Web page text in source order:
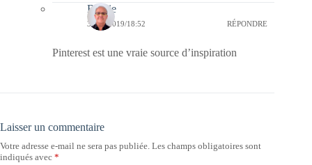
Bernie
30/12/2019/18:52 RÉPONDRE
Pinterest est une vraie source d’inspiration
Laisser un commentaire
Votre adresse e-mail ne sera pas publiée. Les champs obligatoires sont
indiqués avec *